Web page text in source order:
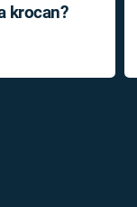
krocan?